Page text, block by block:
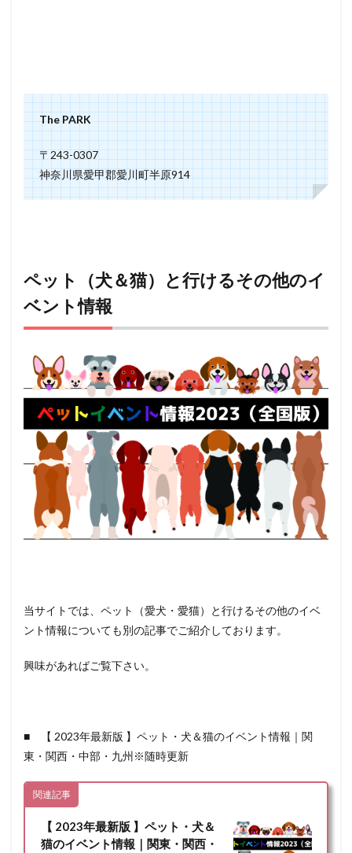
The PARK
〒243-0307
神奈川県愛甲郡愛川町半原914
ペット（犬＆猫）と行けるその他のイ
ベント情報
当サイトでは、ペット（愛犬・愛猫）と行けるその他のイベ
ント情報についても別の記事でご紹介しております。
興味があればご覧下さい。
■ 【 2023年最新版 】ペット・犬＆猫のイベント情報｜関
東・関西・中部・九州※随時更新
関連記事
【 2023年最新版 】ペット・犬＆
猫のイベント情報｜関東・関西・